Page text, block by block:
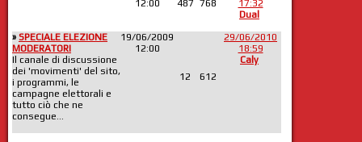
12:00
487 768
17:32
Dual
» SPECIALE ELEZIONE
MODERATORI
Il canale di discussione
dei 'movimenti' del sito,
i programmi, le
campagne elettorali e
tutto ciò che ne
consegue...
19/06/2009
12:00
12 612
29/06/2010
18:59
Caly